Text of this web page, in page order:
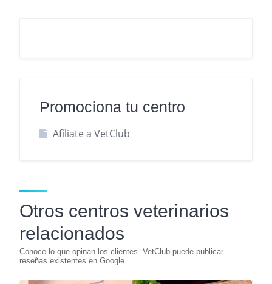
Promociona tu centro
Afíliate a VetClub
Otros centros veterinarios
relacionados